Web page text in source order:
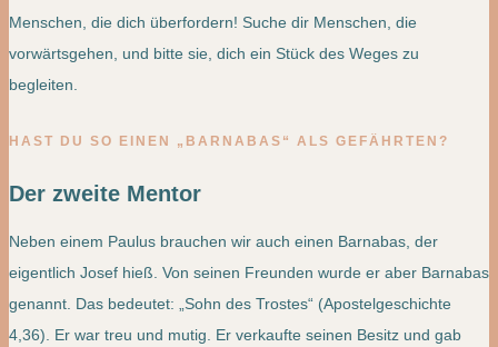
Menschen, die dich überfordern! Suche dir Menschen, die
vorwärtsgehen, und bitte sie, dich ein Stück des Weges zu
begleiten.
HAST DU SO EINEN „BARNABAS“ ALS GEFÄHRTEN?
Der zweite Mentor
Neben einem Paulus brauchen wir auch einen Barnabas, der
eigentlich Josef hieß. Von seinen Freunden wurde er aber Barnabas
genannt. Das bedeutet: „Sohn des Trostes“ (Apostelgeschichte
4,36). Er war treu und mutig. Er verkaufte seinen Besitz und gab